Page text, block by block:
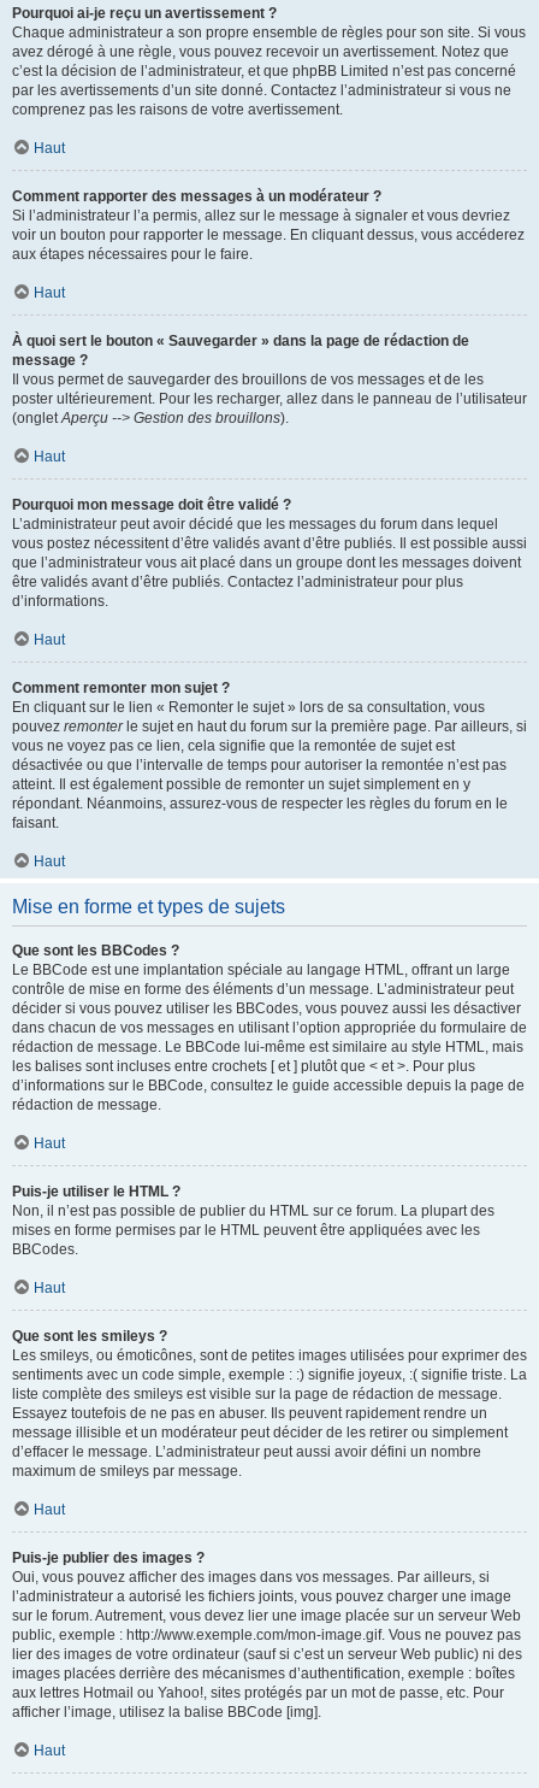
Pourquoi ai-je reçu un avertissement ?
Chaque administrateur a son propre ensemble de règles pour son site. Si vous
avez dérogé à une règle, vous pouvez recevoir un avertissement. Notez que
c’est la décision de l’administrateur, et que phpBB Limited n’est pas concerné
par les avertissements d’un site donné. Contactez l’administrateur si vous ne
comprenez pas les raisons de votre avertissement.
Haut
Comment rapporter des messages à un modérateur ?
Si l’administrateur l’a permis, allez sur le message à signaler et vous devriez
voir un bouton pour rapporter le message. En cliquant dessus, vous accéderez
aux étapes nécessaires pour le faire.
Haut
À quoi sert le bouton « Sauvegarder » dans la page de rédaction de
message ?
Il vous permet de sauvegarder des brouillons de vos messages et de les
poster ultérieurement. Pour les recharger, allez dans le panneau de l’utilisateur
(ongletAperçu --> Gestion des brouillons).
Haut
Pourquoi mon message doit être validé ?
L’administrateur peut avoir décidé que les messages du forum dans lequel
vous postez nécessitent d’être validés avant d’être publiés. Il est possible aussi
que l’administrateur vous ait placé dans un groupe dont les messages doivent
être validés avant d’être publiés. Contactez l’administrateur pour plus
d’informations.
Haut
Comment remonter mon sujet ?
En cliquant sur le lien « Remonter le sujet » lors de sa consultation, vous
pouvez remonterle sujet en haut du forum sur la première page. Par ailleurs, si
vous ne voyez pas ce lien, cela signifie que la remontée de sujet est
désactivée ou que l’intervalle de temps pour autoriser la remontée n’est pas
atteint. Il est également possible de remonter un sujet simplement en y
répondant. Néanmoins, assurez-vous de respecter les règles du forum en le
faisant.
Haut
Mise en forme et types de sujets
Que sont les BBCodes ?
Le BBCode est une implantation spéciale au langage HTML, offrant un large
contrôle de mise en forme des éléments d’un message. L’administrateur peut
décider si vous pouvez utiliser les BBCodes, vous pouvez aussi les désactiver
dans chacun de vos messages en utilisant l’option appropriée du formulaire de
rédaction de message. Le BBCode lui-même est similaire au style HTML, mais
les balises sont incluses entre crochets [ et ] plutôt que < et >. Pour plus
d’informations sur le BBCode, consultez le guide accessible depuis la page de
rédaction de message.
Haut
Puis-je utiliser le HTML ?
Non, il n’est pas possible de publier du HTML sur ce forum. La plupart des
mises en forme permises par le HTML peuvent être appliquées avec les
BBCodes.
Haut
Que sont les smileys ?
Les smileys, ou émoticônes, sont de petites images utilisées pour exprimer des
sentiments avec un code simple, exemple : :) signifie joyeux, :( signifie triste. La
liste complète des smileys est visible sur la page de rédaction de message.
Essayez toutefois de ne pas en abuser. Ils peuvent rapidement rendre un
message illisible et un modérateur peut décider de les retirer ou simplement
d’effacer le message. L’administrateur peut aussi avoir défini un nombre
maximum de smileys par message.
Haut
Puis-je publier des images ?
Oui, vous pouvez afficher des images dans vos messages. Par ailleurs, si
l’administrateur a autorisé les fichiers joints, vous pouvez charger une image
sur le forum. Autrement, vous devez lier une image placée sur un serveur Web
public, exemple : http://www.exemple.com/mon-image.gif. Vous ne pouvez pas
lier des images de votre ordinateur (sauf si c’est un serveur Web public) ni des
images placées derrière des mécanismes d’authentification, exemple : boîtes
aux lettres Hotmail ou Yahoo!, sites protégés par un mot de passe, etc. Pour
afficher l’image, utilisez la balise BBCode [img].
Haut